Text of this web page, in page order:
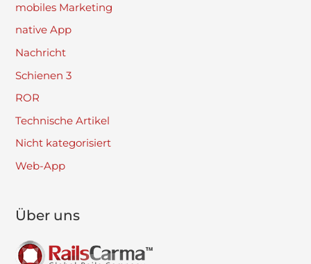
mobiles Marketing
native App
Nachricht
Schienen 3
ROR
Technische Artikel
Nicht kategorisiert
Web-App
Über uns